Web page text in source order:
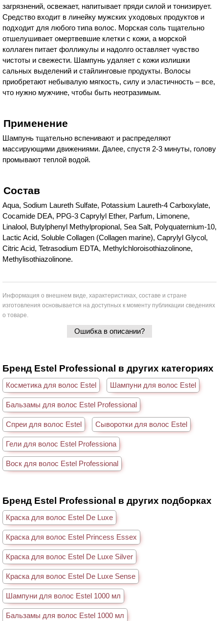
загрязнений, освежает, напитывает пряди силой и тонизирует.
Средство входит в линейку мужских уходовых продуктов и
подходит для любого типа волос. Морская соль тщательно
отшелушивает омертвевшие клетки с кожи, а морской
коллаген питает фолликулы и надолго оставляет чувство
чистоты и свежести. Шампунь удаляет с кожи излишки
сальных выделений и стайлинговые продукты. Волосы
приобретают небывалую мягкость, силу и эластичность – все,
что нужно мужчине, чтобы быть неотразимым.
Применение
Шампунь тщательно вспенивают и распределяют
массирующими движениями. Далее, спустя 2-3 минуты, голову
промывают теплой водой.
Состав
Aqua, Sodium Laureth Sulfate, Potassium Laureth-4 Carboxylate,
Cocamide DEA, PPG-3 Caprylyl Ether, Parfum, Limonene,
Linalool, Butylphenyl Methylpropional, Sea Salt, Polyquaternium-10,
Lactic Acid, Soluble Collagen (Collagen marine), Caprylyl Glycol,
Citric Acid, Tetrasodium EDTA, Methylchloroisothiazolinone,
Methylisothiazolinone.
Информация о внешнем виде, характеристиках, составе и стране
изготовления основывается на доступных к моменту публикации сведениях
о товаре.
Ошибка в описании?
Бренд Estel Professional в других категориях
Косметика для волос Estel Шампуни для волос Estel
Бальзамы для волос Estel Professional
Спреи для волос Estel Сыворотки для волос Estel
Гели для волос Estel Professiona
Воск для волос Estel Professional
Бренд Estel Professional в других подборках
Краска для волос Estel De Luxe
Краска для волос Estel Princess Essex
Краска для волос Estel De Luxe Silver
Краска для волос Estel De Luxe Sense
Шампуни для волос Estel 1000 мл
Бальзамы для волос Estel 1000 мл